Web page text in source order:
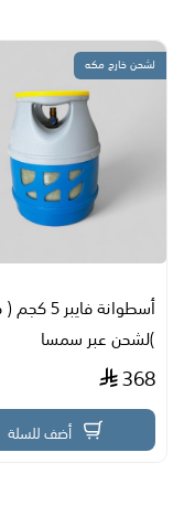
لشحن خارج مكه
أسطوانة
)لشحن عبر سمسا
368
أضف للسلة